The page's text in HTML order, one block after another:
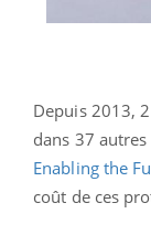
Depuis 2013,
dans 37
Enabling the
coût de ces